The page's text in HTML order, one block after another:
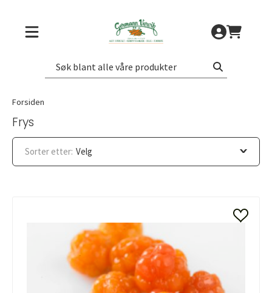
Forsiden
Frys
Sorter etter: Velg